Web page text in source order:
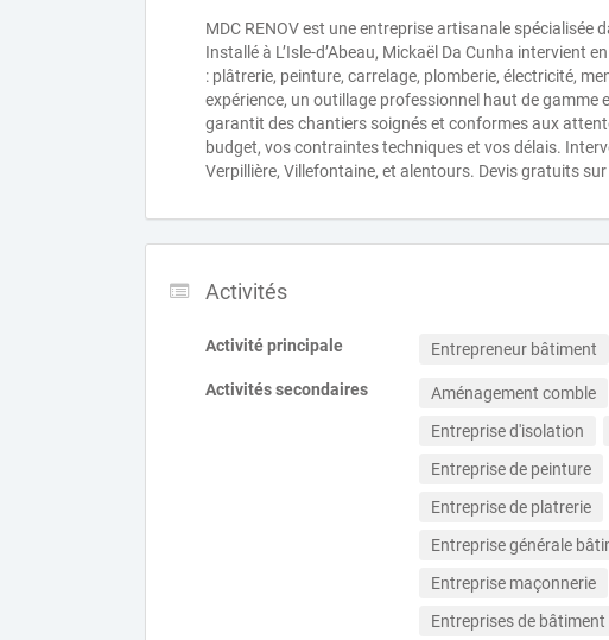
MDC RENOV est une entreprise artisanale spécialisée
Installé à L’Isle-d’Abeau, Mickaël Da Cunha intervient
: plâtrerie, peinture, carrelage, plomberie, électricité,
expérience, un outillage professionnel haut de gamme
garantit des chantiers soignés et conformes aux
budget, vos contraintes techniques et vos délais.
Verpillière, Villefontaine, et alentours. Devis gratuits
Activités
Activité principale Entrepreneur bâtiment
Activités secondaires Aménagement comble
Entreprise d'isolation
Entreprise de peinture
Entreprise de platrerie
Entreprise générale
Entreprise maçonnerie
Entreprises de bâtiment